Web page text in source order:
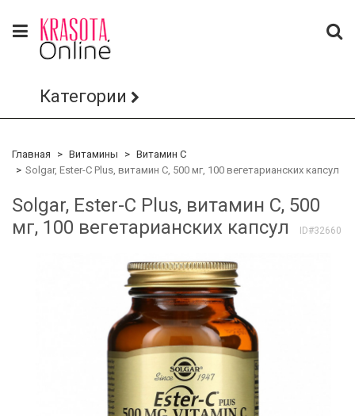
Категории
Главная Витамины
Витамин С
Solgar, Ester-C Plus, витамин C, 500 мг, 100 вегетарианских капсул
Solgar, Ester-C Plus, витамин C, 500
мг, 100 вегетарианских капсул
ID#32660